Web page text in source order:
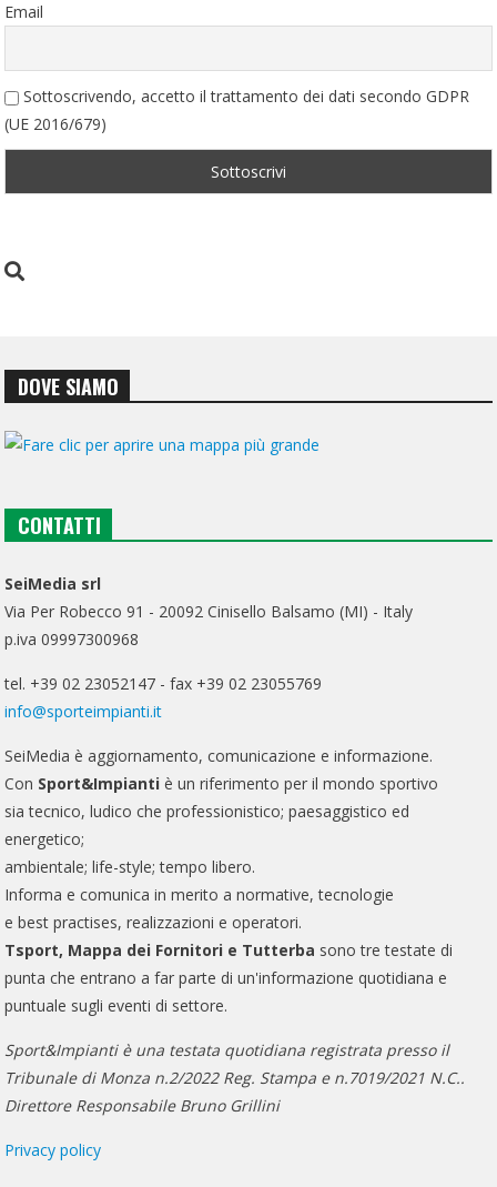
Email
Sottoscrivendo, accetto il trattamento dei dati secondo GDPR
(UE 2016/679)
DOVE SIAMO
CONTATTI
SeiMedia srl
Via Per Robecco 91 - 20092 Cinisello Balsamo (MI) - Italy
p.iva 09997300968
tel. +39 02 23052147 - fax +39 02 23055769
info@sporteimpianti.it
SeiMedia è aggiornamento, comunicazione e informazione.
Con Sport&Impianti è un riferimento per il mondo sportivo
sia tecnico, ludico che professionistico; paesaggistico ed
energetico;
ambientale; life-style; tempo libero.
Informa e comunica in merito a normative, tecnologie
e best practises, realizzazioni e operatori.
Tsport, Mappa dei Fornitori e Tutterba sono tre testate di
punta che entrano a far parte di un'informazione quotidiana e
puntuale sugli eventi di settore.
Sport&Impianti è una testata quotidiana registrata presso il
Tribunale di Monza n.2/2022 Reg. Stampa e n.7019/2021 N.C..
Direttore Responsabile Bruno Grillini
Privacy policy